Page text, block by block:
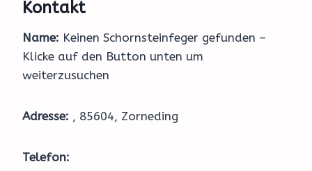
Kontakt
Name: Keinen Schornsteinfeger gefunden –
Klicke auf den Button unten um
weiterzusuchen
Adresse: , 85604, Zorneding
Telefon: